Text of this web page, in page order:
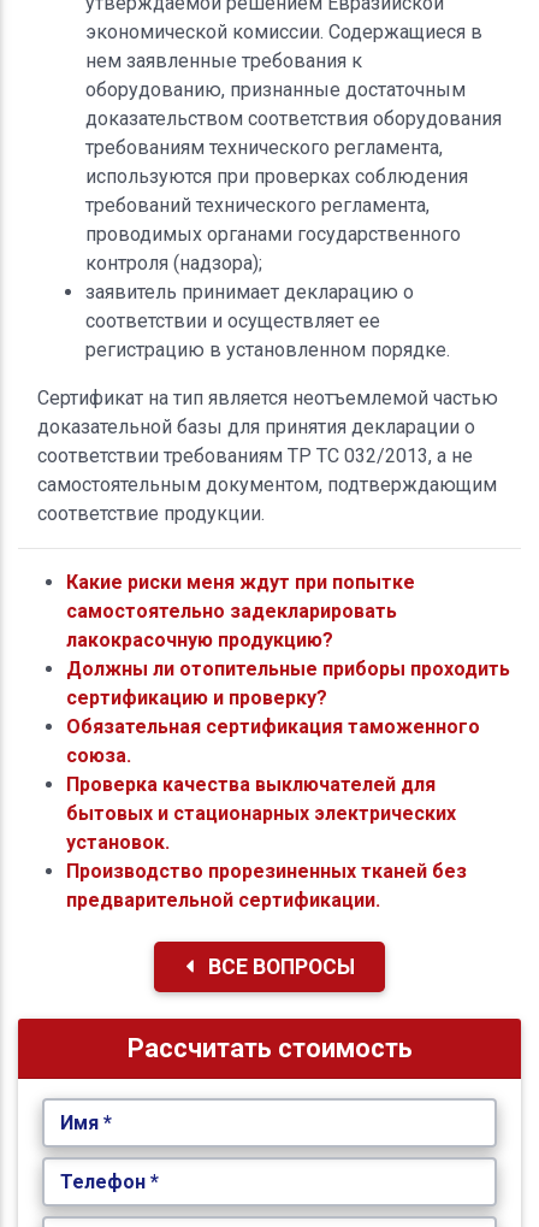
экономической комиссии. Содержащиеся в
нем заявленные требования к
оборудованию, признанные достаточным
доказательством соответствия оборудования
требованиям технического регламента,
используются при проверках соблюдения
требований технического регламента,
проводимых органами государственного
контроля (надзора);
заявитель принимает декларацию о
соответствии и осуществляет ее
регистрацию в установленном порядке.
Сертификат на тип является неотъемлемой частью
доказательной базы для принятия декларации о
соответствии требованиям ТР ТС 032/2013, а не
самостоятельным документом, подтверждающим
соответствие продукции.
Какие риски меня ждут при попытке
самостоятельно задекларировать
лакокрасочную продукцию?
Должны ли отопительные приборы проходить
сертификацию и проверку?
Обязательная сертификация таможенного
союза.
Проверка качества выключателей для
бытовых и стационарных электрических
установок.
Производство прорезиненных тканей без
предварительной сертификации.
ВСЕ ВОПРОСЫ
Рассчитать стоимость
Имя *
Телефон *